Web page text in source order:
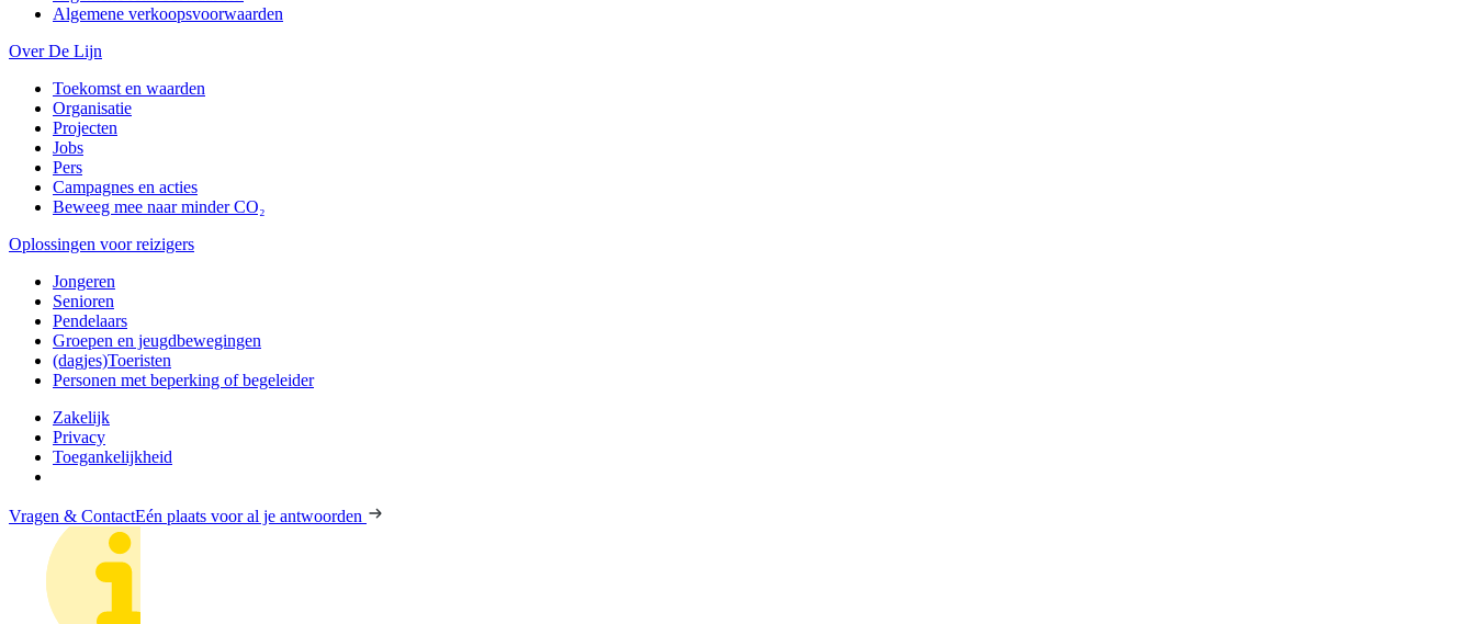
Algemene verkoopsvoorwaarden
Over De Lijn
Toekomst en waarden
Organisatie
Projecten
Jobs
Pers
Campagnes en acties
Beweeg mee naar minder CO₂
Oplossingen voor reizigers
Jongeren
Senioren
Pendelaars
Groepen en jeugdbewegingen
(dagjes)Toeristen
Personen met beperking of begeleider
Zakelijk
Privacy
Toegankelijkheid
Vragen & ContactEén plaats voor al je antwoorden